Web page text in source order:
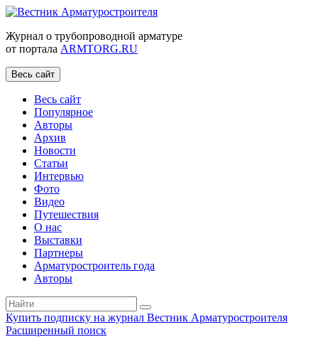
Журнал о трубопроводной арматуре
от портала ARMTORG.RU
Весь сайт
Весь сайт
Популярное
Авторы
Архив
Новости
Статьи
Интервью
Фото
Видео
Путешествия
О нас
Выставки
Партнеры
Арматуростроитель года
Авторы
Купить подписку на журнал Вестник Арматуростроителя
Расширенный поиск